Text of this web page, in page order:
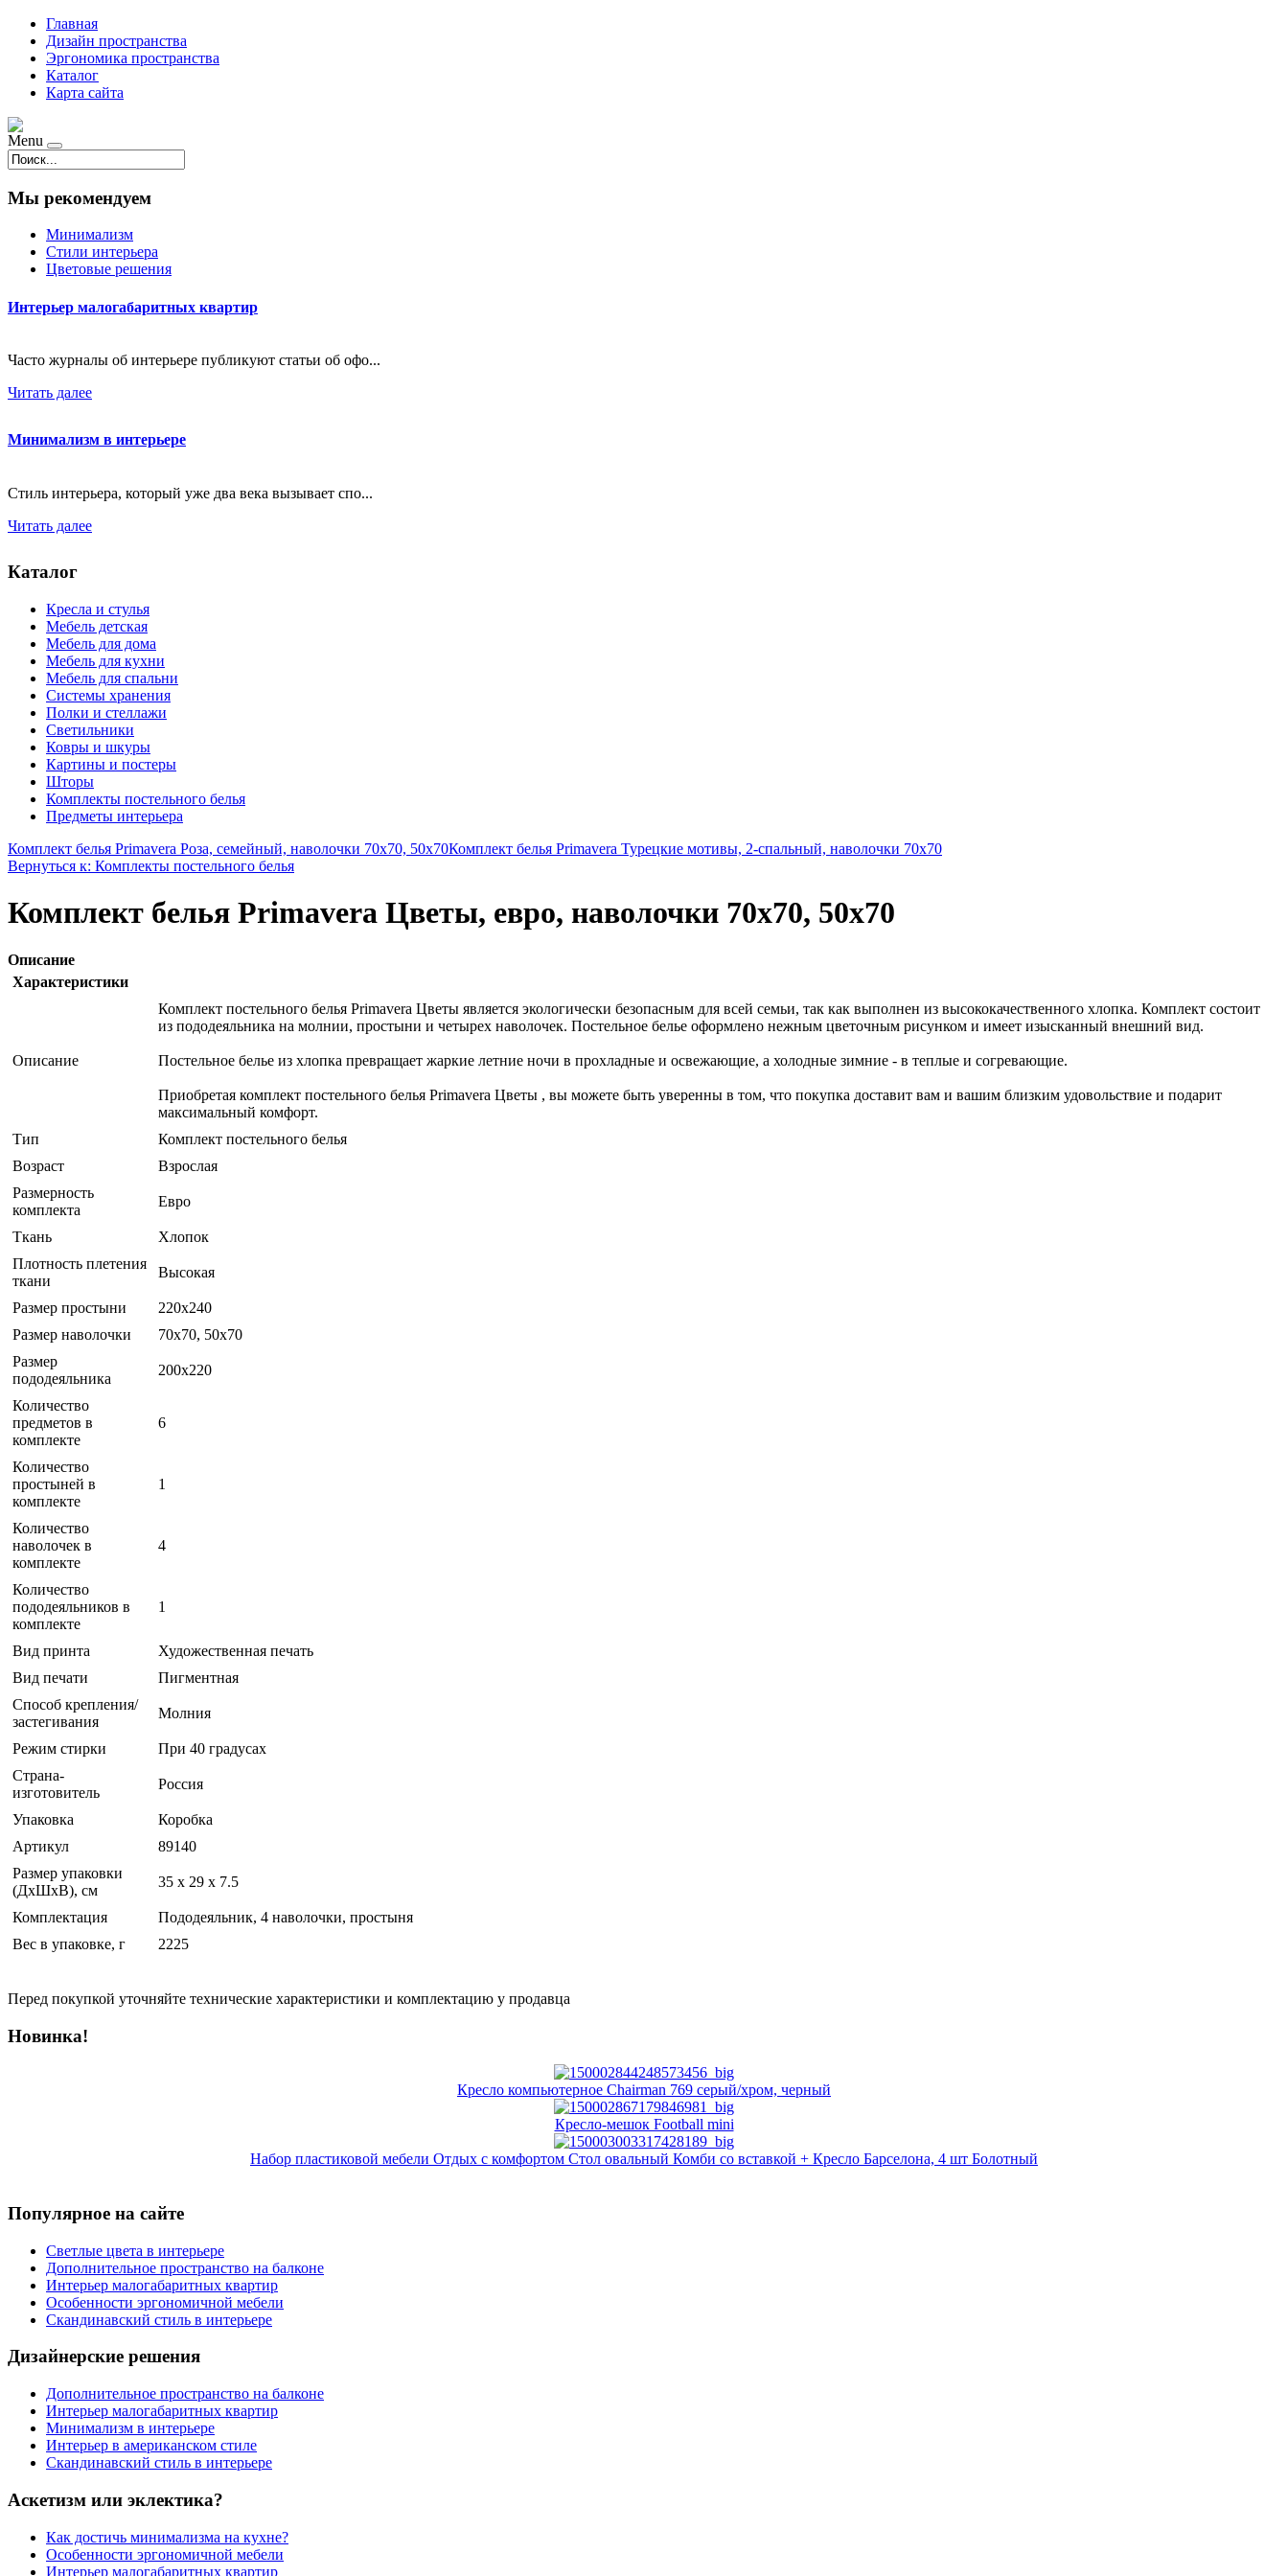
Главная
Дизайн пространства
Эргономика пространства
Каталог
Карта сайта
Menu
Мы рекомендуем
Минимализм
Стили интерьера
Цветовые решения
Интерьер малогабаритных квартир
Часто журналы об интерьере публикуют статьи об офо...
Читать далее
Минимализм в интерьере
Стиль интерьера, который уже два века вызывает спо...
Читать далее
Каталог
Кресла и стулья
Мебель детская
Мебель для дома
Мебель для кухни
Мебель для спальни
Системы хранения
Полки и стеллажи
Светильники
Ковры и шкуры
Картины и постеры
Шторы
Комплекты постельного белья
Предметы интерьера
Комплект белья Primavera Роза, семейный, наволочки 70x70, 50x70Комплект белья Primavera Турецкие мотивы, 2-спальный, наволочки 70x70
Вернуться к: Комплекты постельного белья
Комплект белья Primavera Цветы, евро, наволочки 70x70, 50x70
Описание
Характеристики
Описание
Комплект постельного белья Primavera Цветы является экологически безопасным для всей семьи, так как выполнен из высококачественного хлопка. Комплект состоит
из пододеяльника на молнии, простыни и четырех наволочек. Постельное белье оформлено нежным цветочным рисунком и имеет изысканный внешний вид.
Постельное белье из хлопка превращает жаркие летние ночи в прохладные и освежающие, а холодные зимние - в теплые и согревающие.
Приобретая комплект постельного белья Primavera Цветы , вы можете быть уверенны в том, что покупка доставит вам и вашим близким удовольствие и подарит
максимальный комфорт.
Тип
Комплект постельного белья
Возраст
Взрослая
Размерность
комплекта
Евро
Ткань
Хлопок
Плотность плетения
ткани
Высокая
Размер простыни
220x240
Размер наволочки
70x70, 50x70
Размер
пододеяльника
200x220
Количество
предметов в
комплекте
6
Количество
простыней в
комплекте
1
Количество
наволочек в
комплекте
4
Количество
пододеяльников в
комплекте
1
Вид принта
Художественная печать
Вид печати
Пигментная
Способ крепления/
застегивания
Молния
Режим стирки
При 40 градусах
Страна-
изготовитель
Россия
Упаковка
Коробка
Артикул
89140
Размер упаковки
(ДхШхВ), см
35 x 29 x 7.5
Комплектация
Пододеяльник, 4 наволочки, простыня
Вес в упаковке, г
2225
Перед покупкой уточняйте технические характеристики и комплектацию у продавца
Новинка!
Кресло компьютерное Chairman 769 серый/хром, черный
Кресло-мешок Football mini
Набор пластиковой мебели Отдых с комфортом Стол овальный Комби со вставкой + Кресло Барселона, 4 шт Болотный
Популярное на сайте
Светлые цвета в интерьере
Дополнительное пространство на балконе
Интерьер малогабаритных квартир
Особенности эргономичной мебели
Скандинавский стиль в интерьере
Дизайнерские решения
Дополнительное пространство на балконе
Интерьер малогабаритных квартир
Минимализм в интерьере
Интерьер в американском стиле
Скандинавский стиль в интерьере
Аскетизм или эклектика?
Как достичь минимализма на кухне?
Особенности эргономичной мебели
Интерьер малогабаритных квартир